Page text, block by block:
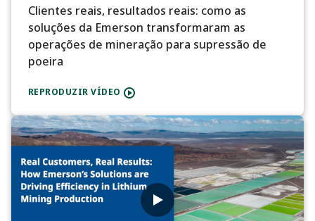
Clientes reais, resultados reais: como as
soluções da Emerson transformaram as
operações de mineração para supressão de
poeira
REPRODUZIR VÍDEO